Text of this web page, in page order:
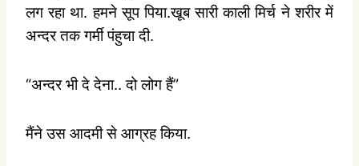
लग रहा था. हमने सूप पिया.खूब सारी काली मिर्च ने शरीर में
अन्दर तक गर्मी पंहुचा दी.
“अन्दर भी दे देना.. दो लोग हैं”
मैंने उस आदमी से आग्रह किया.